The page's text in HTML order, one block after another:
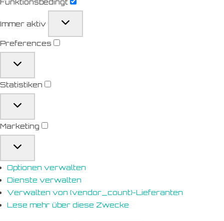
Immer aktiv
Preferences
Statistiken
Marketing
Optionen verwalten
Dienste verwalten
Verwalten von {vendor_count}-Lieferanten
Lese mehr über diese Zwecke